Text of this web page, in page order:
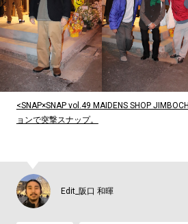
<SNAP×SNAP vol.49 MAIDENS SHOP
ョンで突撃スナップ。
Edit_阪口 和暉